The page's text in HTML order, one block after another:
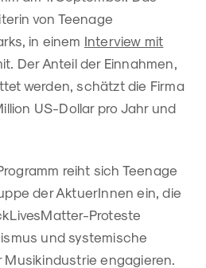
von Teenage
in einem Interview mit
Der Anteil der Einnahmen,
werden, schätzt die Firma
US-Dollar pro Jahr und
reiht sich Teenage
der AktuerInnen ein, die
Proteste
und systemische
engagieren.